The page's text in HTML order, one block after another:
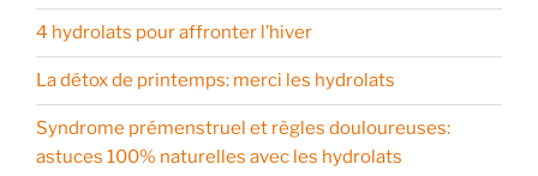
4 hydrolats pour affronter l’hiver
La détox de printemps: merci les hydrolats
Syndrome prémenstruel et règles douloureuses:
astuces 100% naturelles avec les hydrolats